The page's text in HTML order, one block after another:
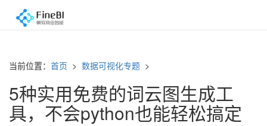
当前位置： 首页 > 数据可视化专题 >
5种实用免费的词云图生成工
具，不会python也能轻松搞定